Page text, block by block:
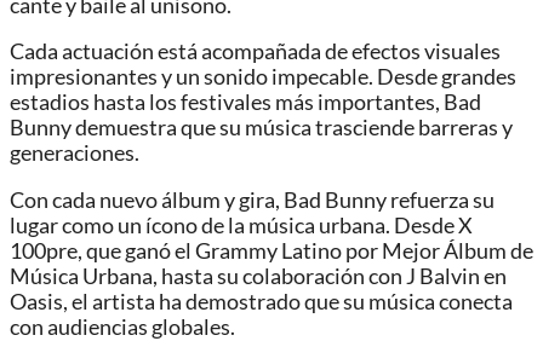
Cada actuación está acompañada de efectos visuales
impresionantes y un sonido impecable. Desde grandes
estadios hasta los festivales más importantes, Bad
Bunny demuestra que su música trasciende barreras y
generaciones.
Con cada nuevo álbum y gira, Bad Bunny refuerza su
lugar como un ícono de la música urbana. Desde X
100pre, que ganó el Grammy Latino por Mejor Álbum de
Música Urbana, hasta su colaboración con J Balvin en
Oasis, el artista ha demostrado que su música conecta
con audiencias globales.